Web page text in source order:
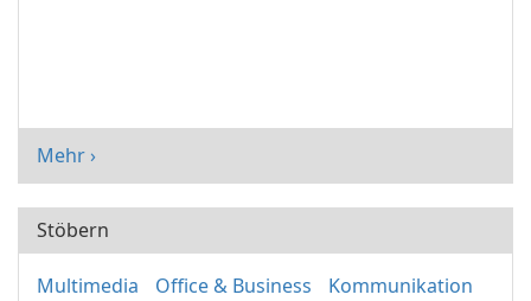
Mehr ›
Stöbern
Multimedia Office & Business
Kommunikation